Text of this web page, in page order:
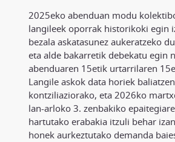
2025eko abenduan modu
langileek oporrak historikoki egin
bezala askatasunez aukeratzeko
eta alde bakarretik debekatu egin
abenduaren 15etik urtarrilaren
Langile askok data horiek
kontziliaziorako, eta 2026ko
lan-arloko 3. zenbakiko
hartutako erabakia itzuli behar
honek aurkeztutako demanda